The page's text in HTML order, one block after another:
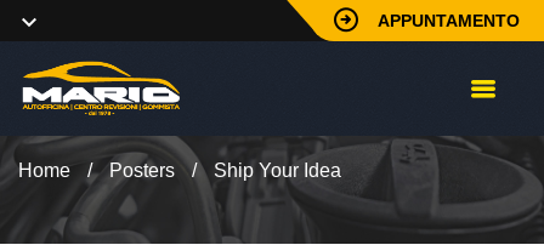
APPUNTAMENTO
Home / Posters / Ship Your Idea